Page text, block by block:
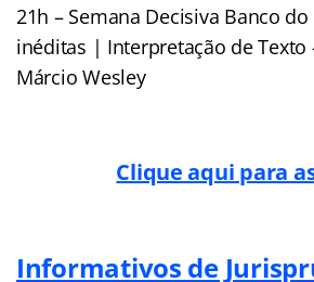
21h – Semana Decisiva Banco
inéditas | Interpretação de Texto
Márcio Wesley
Clique aqui para
Informativos de